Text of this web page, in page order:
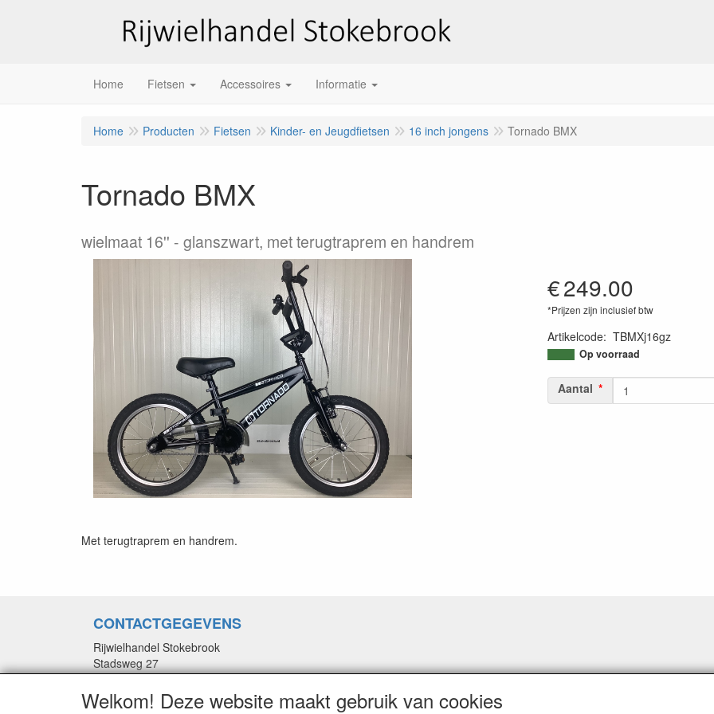
Home Fietsen Accessoires Informatie
Home Producten Fietsen Kinder- en Jeugdfietsen 16 inch jongens Tornado BMX
Tornado BMX
wielmaat 16'' glanszwart, met terugtraprem en handrem
€249.00
*Prijzen zijn inclusief btw
Artikelcode: TBMXj16gz
Op voorraad
Aantal
Met terugtraprem en handrem.
CONTACTGEGEVENS
Rijwielhandel Stokebrook
Stadsweg 27
9917 PV Wirdum (Gn.)
E-mail: stokebrook@xs4all.nl
Welkom! Deze website maakt gebruik van cookies